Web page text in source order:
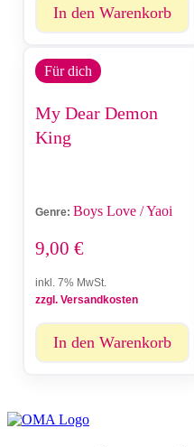
In den Warenkorb
Für dich
My Dear Demon
King
Genre: Boys Love / Yaoi
9,00 €
inkl. 7% MwSt.
zzgl. Versandkosten
In den Warenkorb